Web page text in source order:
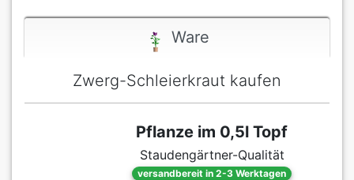
Ware
Zwerg-Schleierkraut kaufen
Pflanze im 0,5l Topf
Staudengärtner-Qualität
versandbereit in 2-3 Werktagen